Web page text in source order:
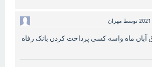
توسط مهران
آبان ماه واسه کسی پرداخت کردن بانک رفاه